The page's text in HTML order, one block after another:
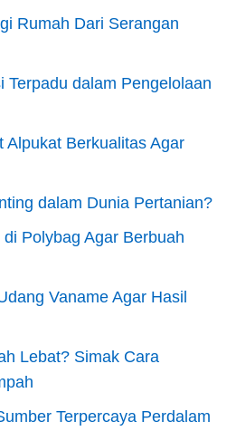
Rumah Dari Serangan
Terpadu dalam Pengelolaan
Alpukat Berkualitas Agar
dalam Dunia Pertanian?
Polybag Agar Berbuah
Vaname Agar Hasil
Lebat? Simak Cara
Terpercaya Perdalam